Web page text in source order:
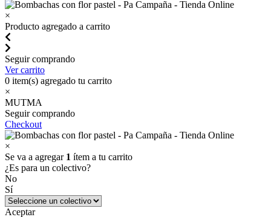
×
Producto agregado a carrito
Seguir comprando
Ver carrito
0 item(s) agregado tu carrito
×
MUTMA
Seguir comprando
Checkout
×
Se va a agregar 1 ítem a tu carrito
¿Es para un colectivo?
No
Sí
Aceptar